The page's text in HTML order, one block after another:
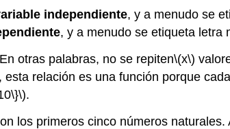
independiente, y a menudo se
, y a menudo se etiqueta letra
otras palabras, no se repiten\(x\)
relación es una función porque
.
los primeros cinco números